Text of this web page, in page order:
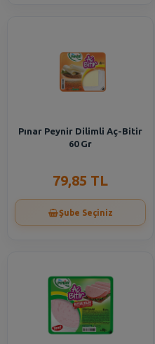
Pınar Peynir Dilimli Aç-Bitir
60 Gr
79,85 TL
Şube Seçiniz